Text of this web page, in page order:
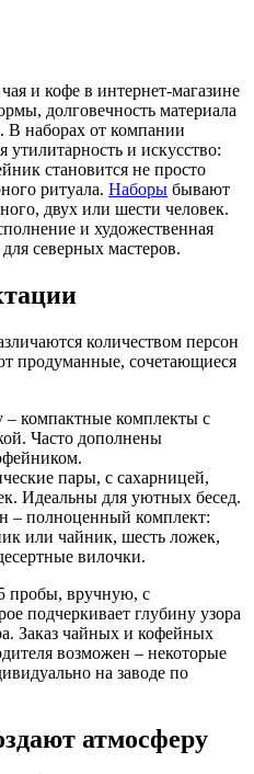
и кофе в интернет-магазине
долговечность материала
В наборах от компании
утилитарность и искусство:
становится не просто
ритуала. Наборы бывают
двух или шести человек.
и художественная
северных мастеров.
количеством персон
продуманные, сочетающиеся
компактные комплекты с
Часто дополнены
пары, с сахарницей,
Идеальны для уютных бесед.
– полноценный комплект:
или чайник, шесть ложек,
вилочки.
пробы, вручную, с
подчеркивает глубину узора
Заказ чайных и кофейных
возможен – некоторые
на заводе по
атмосферу